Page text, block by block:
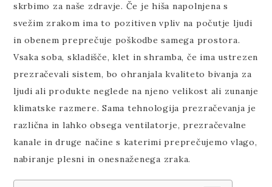
skrbimo za naše zdravje. Če je hiša napolnjena s
svežim zrakom ima to pozitiven vpliv na počutje ljudi
in obenem preprečuje poškodbe samega prostora.
Vsaka soba, skladišče, klet in shramba, če ima ustrezen
prezračevali sistem, bo ohranjala kvaliteto bivanja za
ljudi ali produkte neglede na njeno velikost ali zunanje
klimatske razmere. Sama tehnologija prezračevanja je
različna in lahko obsega ventilatorje, prezračevalne
kanale in druge načine s katerimi preprečujemo vlago,
nabiranje plesni in onesnaženega zraka.